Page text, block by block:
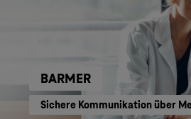
BARMER
Sichere Kommunikation über